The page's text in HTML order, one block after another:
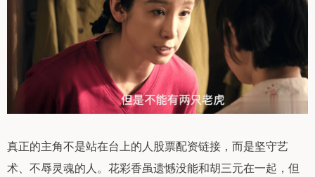
真正的主角不是站在台上的人股票配资链接，而是坚守艺
术、不辱灵魂的人。花彩香虽遗憾没能和胡三元在一起，但